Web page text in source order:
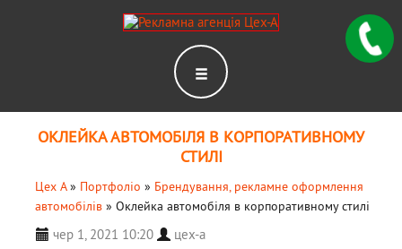
ОКЛЕЙКА АВТОМОБІЛЯ В КОРПОРАТИВНОМУ
СТИЛІ
Цех А» Портфоліо » Брендування, рекламне оформлення
автомобілів » Оклейка автомобіля в корпоративному стилі
чер 1, 2021 10:20 цех-а